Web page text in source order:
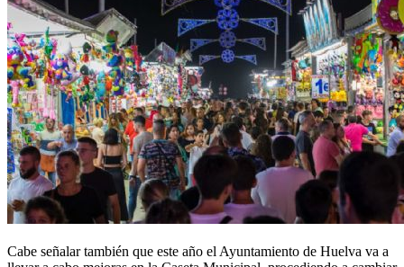
Cabe señalar también que este año el Ayuntamiento de Huelva va a